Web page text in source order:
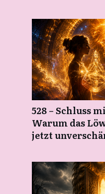
528 – Schluss
Warum das
jetzt